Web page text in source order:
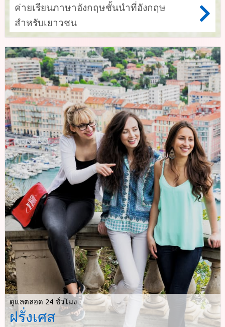
ค่ายเรียนภาษาอังกฤษชั้นนำที่อังกฤษ
สำหรับเยาวชน
ดูแลตลอด 24 ชั่วโมง
ฝรั่งเศส